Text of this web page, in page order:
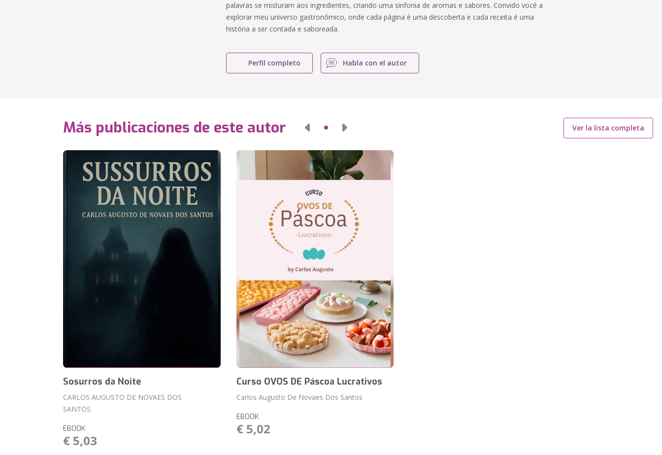
palavras se misturam aos ingredientes, criando uma sinfonia de aromas e sabores. Convido você a
explorar meu universo gastronômico, onde cada página é uma descoberta e cada receita é uma
história a ser contada e saboreada.
Perfil completo Habla con el autor
Más publicaciones de este autor Ver la lista completa
Sosurros da Noite
CARLOS AUGUSTO DE NOVAES DOS
SANTOS
EBOOK
€ 5,03
Curso OVOS DE Páscoa Lucrativos
Carlos Augusto De Novaes Dos Santos
EBOOK
€ 5,02